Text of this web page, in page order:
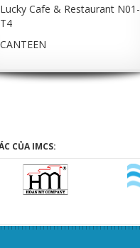
Lucky Cafe & Restaurant N01-
T4
CANTEEN
CỦA IMCS: